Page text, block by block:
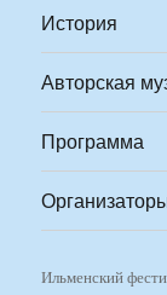
История
Авторская
Программа
Ильменский